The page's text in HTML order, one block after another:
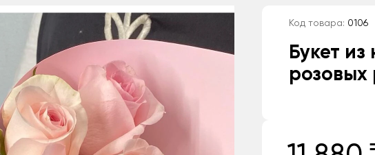
Код товара: 0106
Букет
розовых